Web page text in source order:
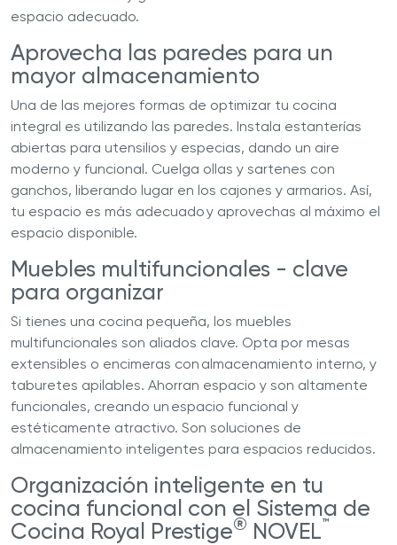
espacio adecuado.
Aprovecha las paredes para un
mayor almacenamiento
Una de las mejores formas de optimizar tu cocina
integral es utilizando las paredes. Instala estanterías
abiertas para utensilios y especias, dando un aire
moderno y funcional. Cuelga ollas y sartenes con
ganchos, liberando lugar en los cajones y armarios. Así,
tu espacio es más adecuado y aprovechas al máximo el
espacio disponible.
Muebles multifuncionales - clave
para organizar
Si tienes una cocina pequeña, los muebles
multifuncionales son aliados clave. Opta por mesas
extensibles o encimeras con almacenamiento interno, y
taburetes apilables. Ahorran espacio y son altamente
funcionales, creando un espacio funcional y
estéticamente atractivo. Son soluciones de
almacenamiento inteligentes para espacios reducidos.
Organización inteligente en tu
cocina funcional con el Sistema de
Cocina Royal Prestige® NOVEL™